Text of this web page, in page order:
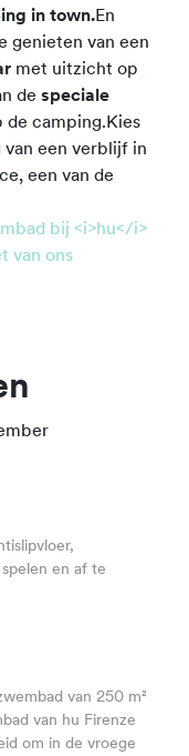
in town.En
genieten van een
met uitzicht op
despeciale
de camping.Kies
een verblijf in
een van de
bij <i>hu</i>
van ons
en af te
van 250 m²
van hu Firenze
om in de vroege